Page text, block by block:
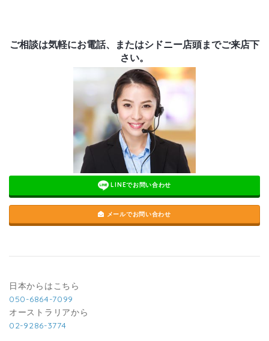
ご相談は気軽にお電話、またはシドニー店頭までご来店下
さい。
LINEでお問い合わせ
メールでお問い合わせ
日本からはこちら
050-6864-7099
オーストラリアから
02-9286-3774